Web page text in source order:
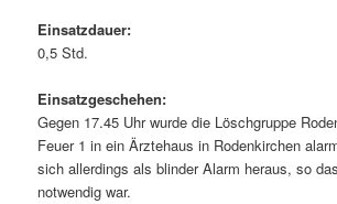
Einsatzdauer:
0,5 Std.
Einsatzgeschehen:
Gegen 17.45 Uhr wurde die Löschgruppe
Feuer 1 in ein Ärztehaus in Rodenkirchen
sich allerdings als blinder Alarm heraus, so
notwendig war.